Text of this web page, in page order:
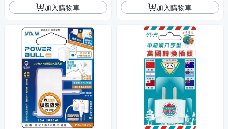
加入購物車 加入購物車